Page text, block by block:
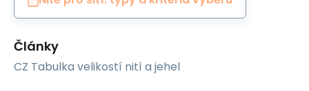
Články
CZ Tabulka velikostí nití a jehel